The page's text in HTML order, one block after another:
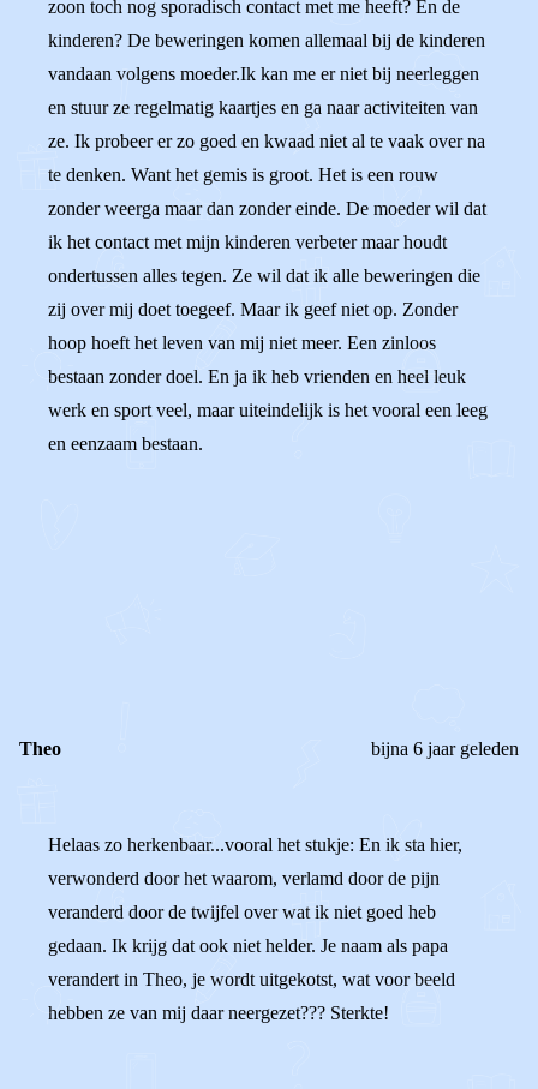
zoon toch nog sporadisch contact met me heeft? En de
kinderen? De beweringen komen allemaal bij de kinderen
vandaan volgens moeder.Ik kan me er niet bij neerleggen
en stuur ze regelmatig kaartjes en ga naar activiteiten van
ze. Ik probeer er zo goed en kwaad niet al te vaak over na
te denken. Want het gemis is groot. Het is een rouw
zonder weerga maar dan zonder einde. De moeder wil dat
ik het contact met mijn kinderen verbeter maar houdt
ondertussen alles tegen. Ze wil dat ik alle beweringen die
zij over mij doet toegeef. Maar ik geef niet op. Zonder
hoop hoeft het leven van mij niet meer. Een zinloos
bestaan zonder doel. En ja ik heb vrienden en heel leuk
werk en sport veel, maar uiteindelijk is het vooral een leeg
en eenzaam bestaan.
Theo bijna 6 jaar geleden
Helaas zo herkenbaar...vooral het stukje: En ik sta hier,
verwonderd door het waarom, verlamd door de pijn
veranderd door de twijfel over wat ik niet goed heb
gedaan. Ik krijg dat ook niet helder. Je naam als papa
verandert in Theo, je wordt uitgekotst, wat voor beeld
hebben ze van mij daar neergezet??? Sterkte!